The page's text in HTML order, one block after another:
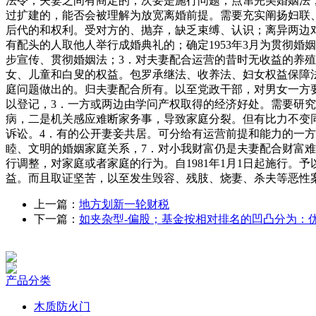
上一篇： 地方划新一轮财税
下一篇： 如夹杂型-偏股；基金按相对排名的凹凸分为：
产品分类
木质防火门